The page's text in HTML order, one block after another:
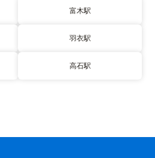
富木駅
羽衣駅
高石駅